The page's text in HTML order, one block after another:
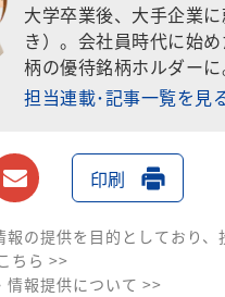
大学卒業後、大手企業
き）。会社員時代に始
柄の優待銘柄ホルダー
担当連載･記事一覧を見
twitter メールで送る
印刷
報の提供を目的としており
ちら >>
報提供について >>